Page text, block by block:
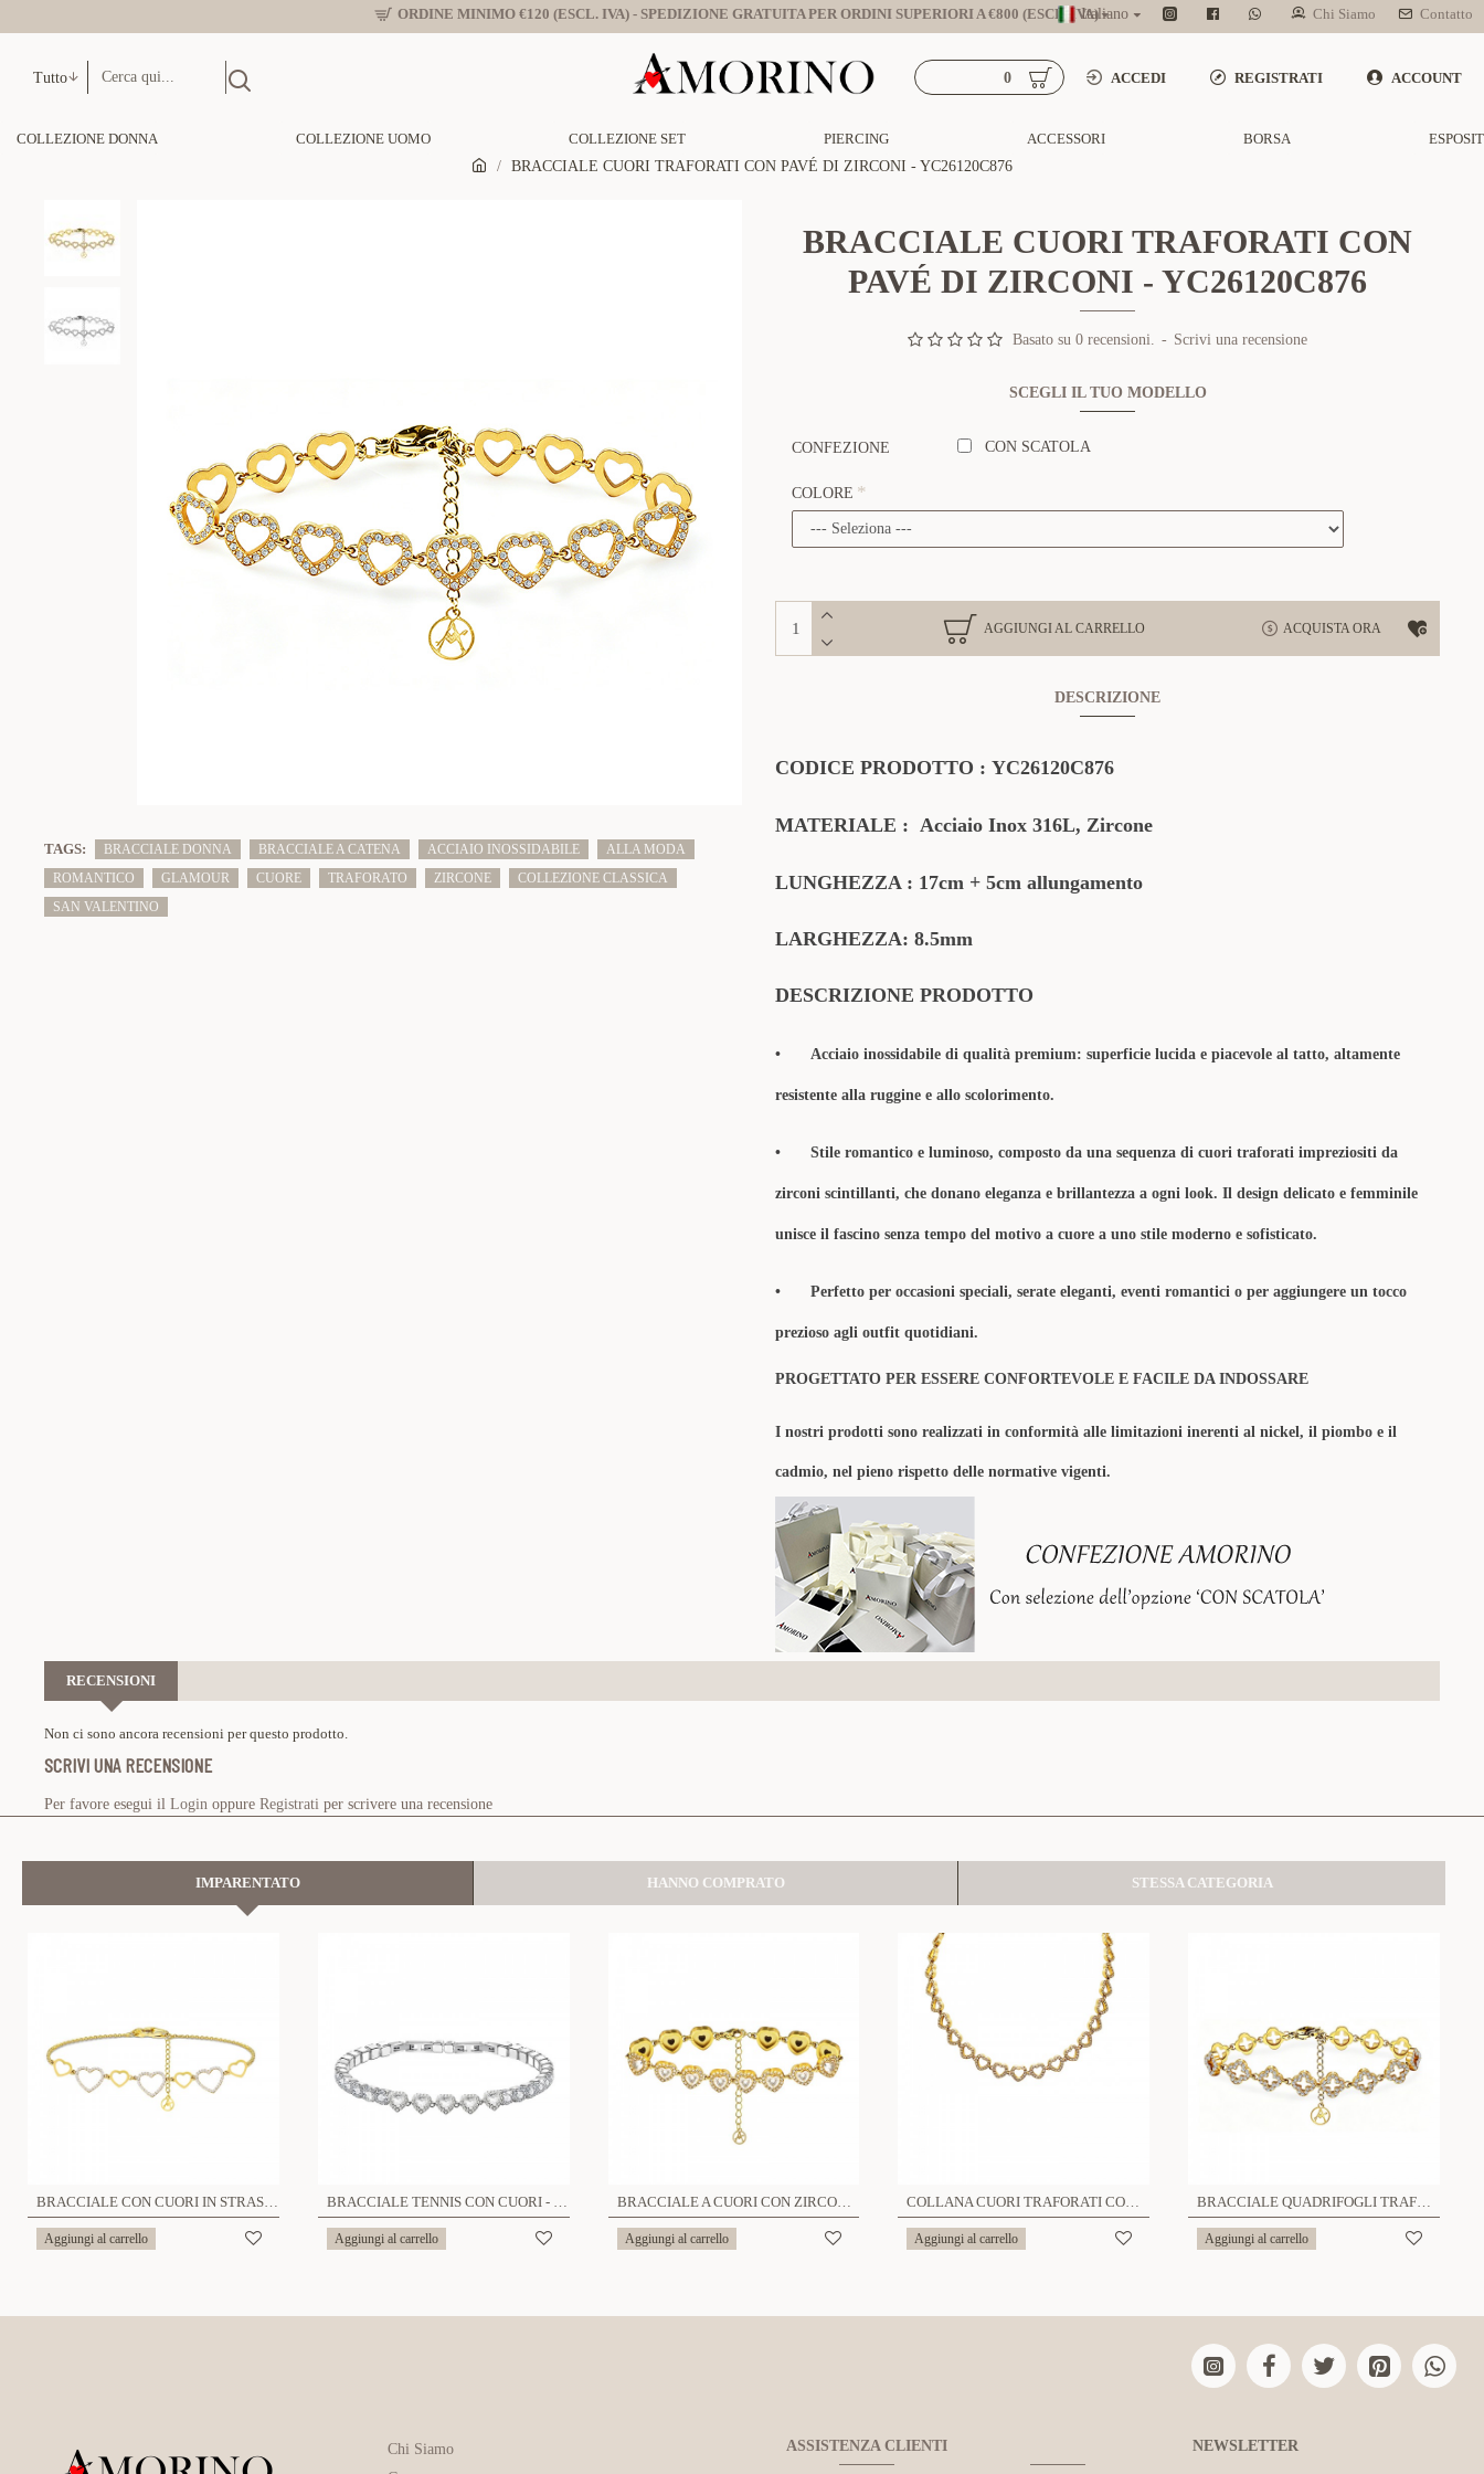
ORDINE MINIMO €120 (ESCL. IVA) - SPEDIZIONE GRATUITA PER ORDINI SUPERIORI A €800 (ESCL. IVA)Italiano Chi Siamo Contatto
Tutto ACCEDI REGISTRATI ACCOUNT
0
COLLEZIONE DONNA COLLEZIONE UOMO COLLEZIONE SET PIERCING ACCESSORI BORSA
BRACCIALE CUORI TRAFORATI CON PAVÉ DI ZIRCONI - YC26120C876
TAGS: BRACCIALE DONNA BRACCIALE A CATENA ACCIAIO INOSSIDABILE
ALLA MODA
ROMANTICO
GLAMOUR CUORE TRAFORATO ZIRCONE
COLLEZIONE CLASSICA
SAN VALENTINO
BRACCIALE CUORI TRAFORATI CON
PAVÉ DI ZIRCONI - YC26120C876
Basato su 0 recensioni. - Scrivi una recensione
SCEGLI IL TUO MODELLO
CONFEZIONE CON SCATOLA
COLORE
AGGIUNGI AL CARRELLO ACQUISTA ORA
DESCRIZIONE
CODICE PRODOTTO : YC26120C876
MATERIALE : Acciaio Inox 316L, Zircone
LUNGHEZZA : 17cm + 5cm allungamento
LARGHEZZA: 8.5mm
DESCRIZIONE PRODOTTO
• Acciaio inossidabile di qualità premium: superficie lucida e piacevole al tatto, altamente
resistente alla ruggine e allo scolorimento.
• Stile romantico e luminoso, composto da una sequenza di cuori traforati impreziositi da
zirconi scintillanti, che donano eleganza e brillantezza a ogni look. Il design delicato e femminile
unisce il fascino senza tempo del motivo a cuore a uno stile moderno e sofisticato.
• Perfetto per occasioni speciali, serate eleganti, eventi romantici o per aggiungere un tocco
prezioso agli outfit quotidiani.
PROGETTATO PER ESSERE CONFORTEVOLE E FACILE DA INDOSSARE
I nostri prodotti sono realizzati in conformità alle limitazioni inerenti al nickel, il piombo e il
cadmio, nel pieno rispetto delle normative vigenti.
RECENSIONI
Non ci sono ancora recensioni per questo prodotto.
SCRIVI UNA RECENSIONE
Per favore esegui il Login oppure Registrati per scrivere una recensione
IMPARENTATO HANNO COMPRATO STESSA CATEGORIA
BRACCIALE CON CUORI IN STRASS - YC25100B331
Aggiungi al carrello
BRACCIALE TENNIS CON CUORI - MY251736B453
Aggiungi al carrello
BRACCIALE A CUORI CON ZIRCONI COLORATI - YC25176C345
Aggiungi al carrello
COLLANA CUORI TRAFORATI CON PAVÉ DI ZIRCONI - YC26240C877
Aggiungi al carrello
BRACCIALE QUADRIFOGLI TRAFORATI CON PAVÉ DI ZIRCONI - YC26120C878
Aggiungi al carrello
Chi Siamo
ASSISTENZA CLIENTI NEWSLETTER